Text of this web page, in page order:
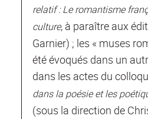
relatif : Le romantisme
culture, à paraître aux
Garnier) ; les « muses
été évoqués dans un
dans les actes du
dans la poésie et les
(sous la direction de